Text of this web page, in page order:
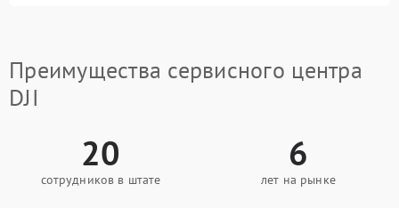
Преимущества сервисного центра
DJI
20
сотрудников в штате
6
лет на рынке